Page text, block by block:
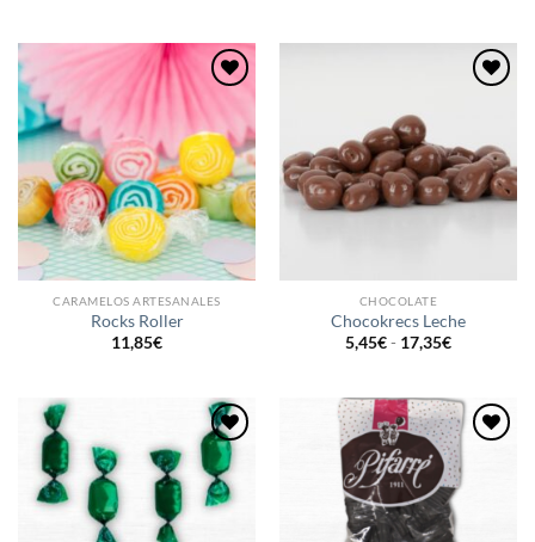
hasta
28,60€
a la
lista de
deseos
CARAMELOS ARTESANALES
Rocks Roller
11,85€
deseos
CHOCOLATE
Chocokrecs Leche
5,45€- 17,35€Rango
5,45€
hasta
17,35€
Añadir
a la
lista de
deseos